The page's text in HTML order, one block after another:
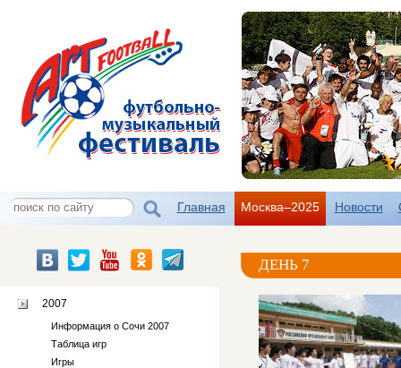
Главная Москва–2025 Новости
2007
Информация о Сочи 2007
Таблица игр
Игры
ДЕНЬ 7